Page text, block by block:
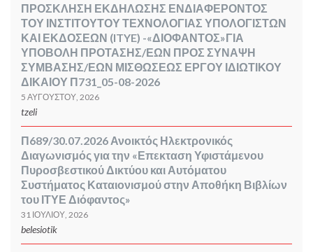
ΠΡΟΣΚΛΗΣΗ ΕΚΔΗΛΩΣΗΣ ΕΝΔΙΑΦΕΡΟΝΤΟΣ
ΤΟΥ ΙΝΣΤΙΤΟΥΤΟΥ ΤΕΧΝΟΛΟΓΙΑΣ ΥΠΟΛΟΓΙΣΤΩΝ
ΚΑΙ ΕΚΔΟΣΕΩΝ (ITYE) -«ΔΙΟΦΑΝΤΟΣ»ΓΙΑ
ΥΠΟΒΟΛΗ ΠΡΟΤΑΣΗΣ/ΕΩΝ ΠΡΟΣ ΣΥΝΑΨΗ
ΣΥΜΒΑΣΗΣ/ΕΩΝ ΜΙΣΘΩΣΕΩΣ ΕΡΓΟΥ ΙΔΙΩΤΙΚΟΥ
ΔΙΚΑΙΟΥ Π731_05-08-2026
5 ΑΥΓΟΎΣΤΟΥ, 2026
tzeli
Π689/30.07.2026 Ανοικτός Ηλεκτρονικός
Διαγωνισμός για την «Επεκταση Υφιστάμενου
Πυροσβεστικού Δικτύου και Αυτόματου
Συστήματος Καταιονισμού στην Αποθήκη Βιβλίων
του ΙΤΥΕ Διόφαντος»
31 ΙΟΥΛΊΟΥ, 2026
belesiotik